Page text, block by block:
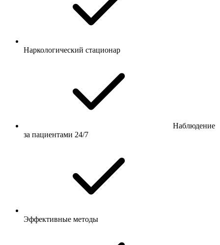
Наркологический стационар
Наблюдение
за пациентами 24/7
Эффективные методы